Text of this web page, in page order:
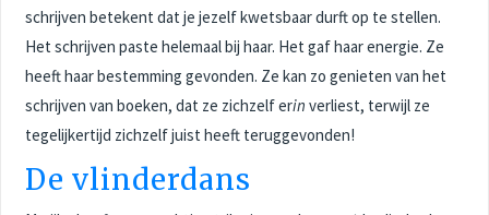
schrijven betekent dat je jezelf kwetsbaar durft op te stellen.
Het schrijven paste helemaal bij haar. Het gaf haar energie. Ze
heeft haar bestemming gevonden. Ze kan zo genieten van het
schrijven van boeken, dat ze zichzelf erin verliest, terwijl ze
tegelijkertijd zichzelf juist heeft teruggevonden!
De vlinderdans